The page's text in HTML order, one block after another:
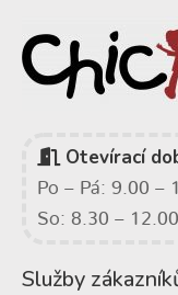
Otevírací
Po – Pá: 9.00 –
So: 8.30 – 12.00
Služby